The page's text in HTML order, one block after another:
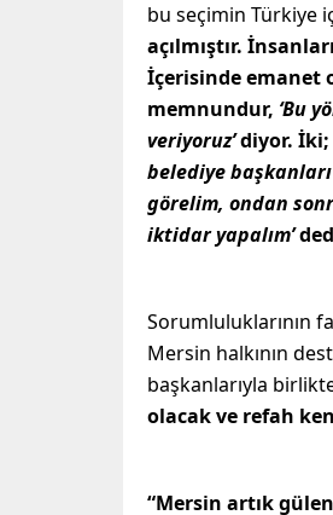
bu seçimin Türkiye
açılmıştır.
İçerisinde emanet
memnundur, ‘Bu
veriyoruz’diyor. İki;
belediye
görelim, ondan
iktidar yapalım’
Sorumluluklarının
Mersin halkının
başkanlarıyla
olacak ve refah
“Mersin artık